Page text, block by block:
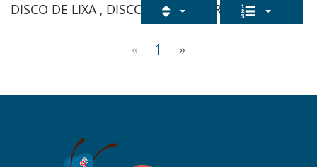
DISCO DE LIXA , DISCO DE LIXA FIBRA
« 1 »